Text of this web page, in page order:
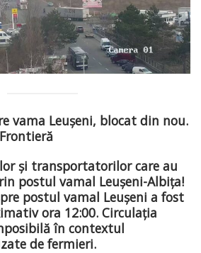
vama Leușeni, blocat din nou.
și transportatorilor care au
postul vamal Leușeni-Albița!
postul vamal Leușeni a fost
ora 12:00. Circulația
în contextul
de fermieri.